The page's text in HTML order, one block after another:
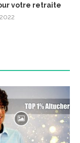
votre retraite